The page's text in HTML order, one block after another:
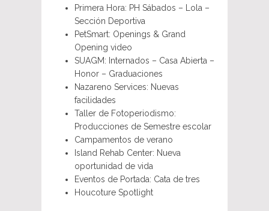
Primera Hora: PH Sábados – Lola –
Sección Deportiva
PetSmart: Openings & Grand
Opening video
SUAGM: Internados – Casa Abierta –
Honor – Graduaciones
Nazareno Services: Nuevas
facilidades
Taller de Fotoperiodismo:
Producciones de Semestre escolar
Campamentos de verano
Island Rehab Center: Nueva
oportunidad de vida
Eventos de Portada: Cata de tres
Houcoture Spotlight